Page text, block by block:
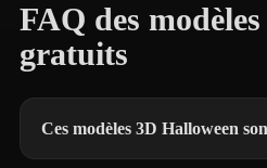
FAQ des
gratuits
Ces modèles 3D Halloween